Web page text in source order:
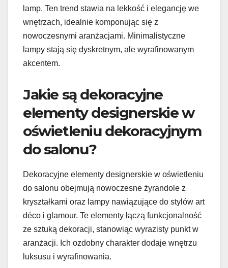
lamp. Ten trend stawia na lekkość i elegancję we
wnętrzach, idealnie komponując się z
nowoczesnymi aranżacjami. Minimalistyczne
lampy stają się dyskretnym, ale wyrafinowanym
akcentem.
Jakie są dekoracyjne
elementy designerskie w
oświetleniu dekoracyjnym
do salonu?
Dekoracyjne elementy designerskie w oświetleniu
do salonu obejmują nowoczesne żyrandole z
kryształkami oraz lampy nawiązujące do stylów art
déco i glamour. Te elementy łączą funkcjonalność
ze sztuką dekoracji, stanowiąc wyrazisty punkt w
aranżacji. Ich ozdobny charakter dodaje wnętrzu
luksusu i wyrafinowania.